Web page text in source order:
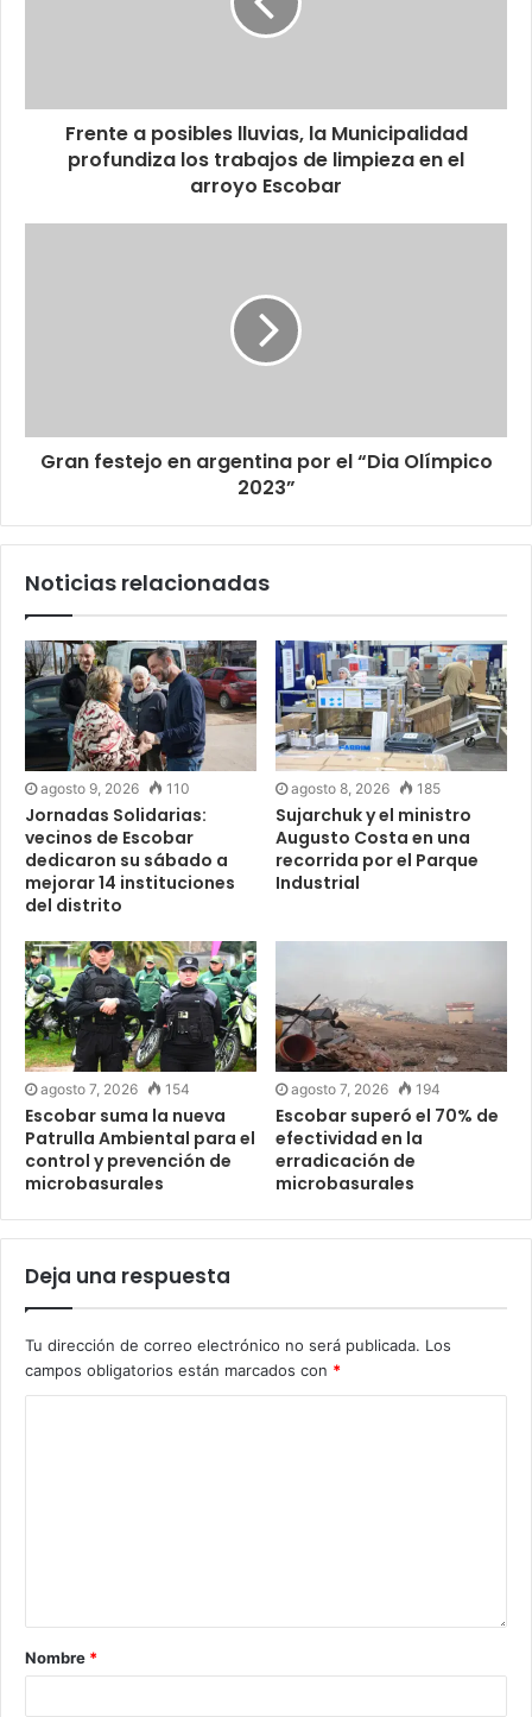
Frente a posibles lluvias, la Municipalidad
profundiza los trabajos de limpieza en el
arroyo Escobar
Gran festejo en argentina por el “Dia Olímpico
2023”
Noticias relacionadas
agosto 9, 2026 110
Jornadas Solidarias:
vecinos de Escobar
dedicaron su sábado a
mejorar 14 instituciones
del distrito
agosto 8, 2026 185
Sujarchuk y el ministro
Augusto Costa en una
recorrida por el Parque
Industrial
agosto 7, 2026 154
Escobar suma la nueva
Patrulla Ambiental para el
control y prevención de
microbasurales
agosto 7, 2026 194
Escobar superó el 70% de
efectividad en la
erradicación de
microbasurales
Deja una respuesta
Tu dirección de correo electrónico no será publicada. Los
campos obligatorios están marcados con *
Nombre *